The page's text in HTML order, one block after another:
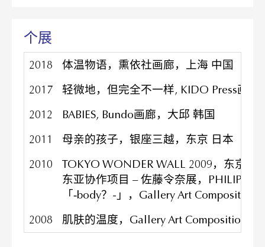
个展
2018
体温物语，熏依社画廊，上海 中国
2017
轻微地，但完全不一样, KIDO Press画廊
2012
BABIES, Bundo画廊，大邱 韩国
2011
母亲的孩子，银座三越，东京 日本
2010
TOKYO WONDER WALL 2009，东京都
东亚协作项目 – 佐藤令奈展，PHILIP
「‐body？-」，Gallery Art Composition
2008
肌肤的温度，Gallery Art Composition,